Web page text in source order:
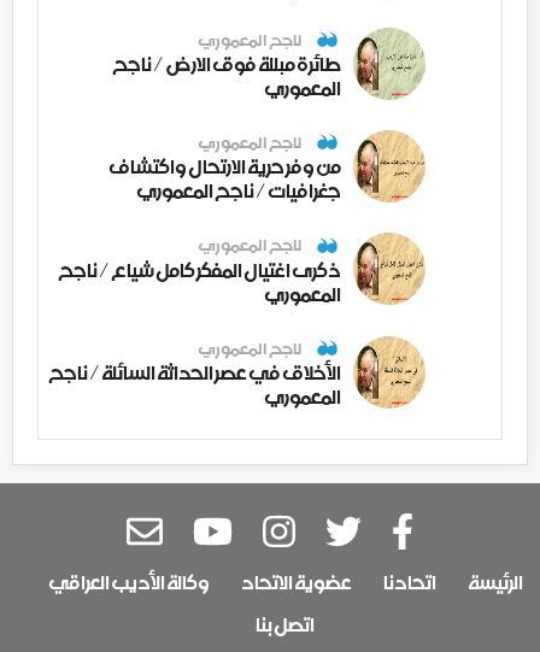
ناجح المعموري
طائرة مبللة فوق الارض / ناجح
المعموري
ناجح المعموري
من وفر حرية الارتحال واكتشاف
جغرافيات / ناجح المعموري
ناجح المعموري
ذكرى اغتيال المفكر كامل شياع / ناجح
المعموري
ناجح المعموري
الأخلاق في عصر الحداثة السائلة / ناجح
المعموري
الرئيسة اتحادنا عضوية الاتحاد
وكالة الأديب العراقي
اتصل بنا